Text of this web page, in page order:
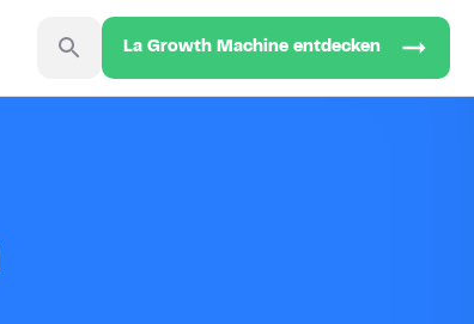
La Growth Machine entdecken